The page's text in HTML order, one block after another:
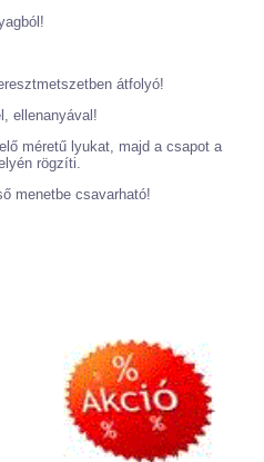
átfolyó!
ellenanyával!
méretű lyukat, majd a csapot a
rögzíti.
menetbe csavarható!